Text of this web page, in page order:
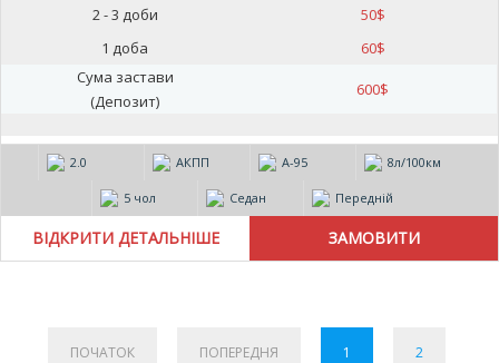
2 - 3 доби
50$
1 доба
60$
Сума застави
(Депозит)
600$
2.0 АКПП А-95 8л/100км
5 чол Седан Передній
ВІДКРИТИ ДЕТАЛЬНІШЕ
ПОЧАТОК ПОПЕРЕДНЯ 1 2